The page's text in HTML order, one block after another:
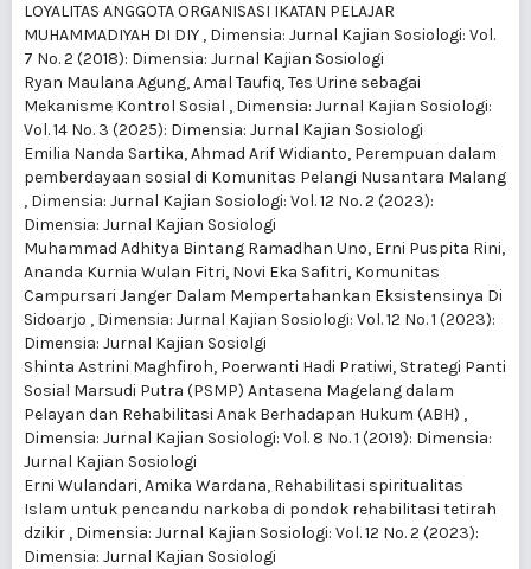
LOYALITAS ANGGOTA ORGANISASI IKATAN PELAJAR
MUHAMMADIYAH DI DIY , Dimensia: Jurnal Kajian Sosiologi: Vol.
7 No. 2 (2018): Dimensia: Jurnal Kajian Sosiologi
Ryan Maulana Agung, Amal Taufiq,Tes Urine sebagai
Mekanisme Kontrol Sosial , Dimensia: Jurnal Kajian Sosiologi:
Vol. 14 No. 3 (2025): Dimensia: Jurnal Kajian Sosiologi
Emilia Nanda Sartika, Ahmad Arif Widianto, Perempuan dalam
pemberdayaan sosial di Komunitas Pelangi Nusantara Malang
, Dimensia: Jurnal Kajian Sosiologi: Vol. 12 No. 2 (2023):
Dimensia: Jurnal Kajian Sosiologi
Muhammad Adhitya Bintang Ramadhan Uno, Erni Puspita Rini,
Ananda Kurnia Wulan Fitri, Novi Eka Safitri, Komunitas
Campursari Janger Dalam Mempertahankan Eksistensinya Di
Sidoarjo , Dimensia: Jurnal Kajian Sosiologi: Vol. 12 No. 1 (2023):
Dimensia: Jurnal Kajian Sosiolgi
Shinta Astrini Maghfiroh, Poerwanti Hadi Pratiwi, Strategi Panti
Sosial Marsudi Putra (PSMP) Antasena Magelang dalam
Pelayan dan Rehabilitasi Anak Berhadapan Hukum (ABH) ,
Dimensia: Jurnal Kajian Sosiologi: Vol. 8 No. 1 (2019): Dimensia:
Jurnal Kajian Sosiologi
Erni Wulandari, Amika Wardana, Rehabilitasi spiritualitas
Islam untuk pencandu narkoba di pondok rehabilitasi tetirah
dzikir , Dimensia: Jurnal Kajian Sosiologi: Vol. 12 No. 2 (2023):
Dimensia: Jurnal Kajian Sosiologi